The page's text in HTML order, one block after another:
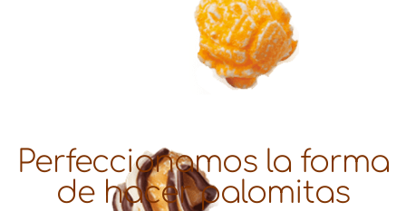
Perfeccionamos la forma
de hacer palomitas